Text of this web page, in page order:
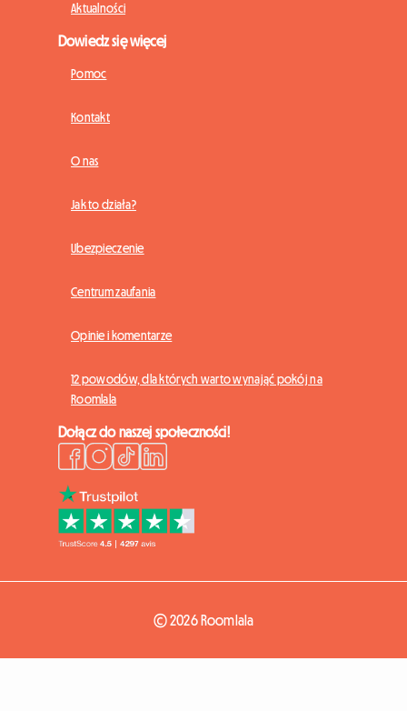
Aktualności
Dowiedz się więcej
Pomoc
Kontakt
O nas
Jak to działa?
Ubezpieczenie
Centrum zaufania
Opinie i komentarze
12 powodów, dla których warto wynająć pokój na
Roomlala
Dołącz do naszej społeczności!
© 2026 Roomlala